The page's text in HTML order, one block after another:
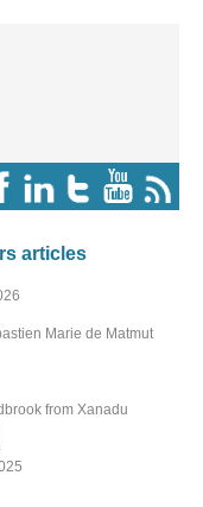
articles
Marie de Matmut
from Xanadu